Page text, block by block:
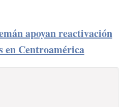
apoyan reactivación
en Centroamérica